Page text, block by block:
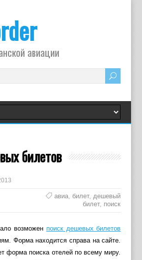
авиации
билетов
авиа,билет,дешевый
билет, поиск
возможен поиск дешевых билетов
Форма находится справа на сайте.
форма поиска отелей по всему миру.